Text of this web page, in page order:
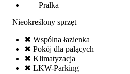
Pralka
Nieokreślony sprzęt
✖ Wspólna łazienka
✖ Pokój dla palących
✖ Klimatyzacja
✖ LKW-Parking